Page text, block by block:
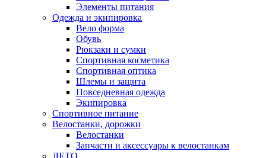
Элементы питания
Одежда и экипировка
Вело форма
Обувь
Рюкзаки и сумки
Спортивная косметика
Спортивная оптика
Шлемы и защита
Повседневная одежда
Экипировка
Спортивное питание
Велостанки, дорожки
Велостанки
Запчасти и аксессуары к велостанкам
ЛЕТО